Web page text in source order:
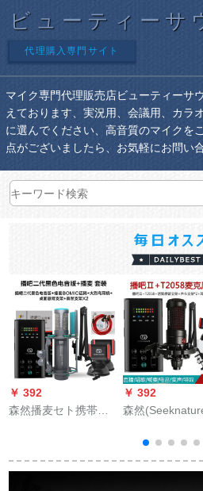
ビューティーサ
代理購入専門サイト
マイク専門代理販売店ビューティーサ
えております、実況用、会議用、カラ
に選んでください、高音質のマイクを
点がございましたら、お気軽にお問い
￥ 392
森然播麦セト携帯帯
ター设备大振膜キャ
￥ 392
森然
版外置电音版キ
クタK歌快手震